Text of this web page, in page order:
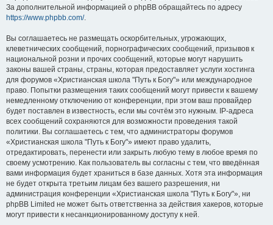
За дополнительной информацией о phpBB обращайтесь по адресу
https://www.phpbb.com/.
Вы соглашаетесь не размещать оскорбительных, угрожающих,
клеветнических сообщений, порнографических сообщений, призывов к
национальной розни и прочих сообщений, которые могут нарушить
законы вашей страны, страны, которая предоставляет услуги хостинга
для форумов «Христианская школа "Путь к Богу"» или международное
право. Попытки размещения таких сообщений могут привести к вашему
немедленному отключению от конференции, при этом ваш провайдер
будет поставлен в известность, если мы сочтём это нужным. IP-адреса
всех сообщений сохраняются для возможности проведения такой
политики. Вы соглашаетесь с тем, что администраторы форумов
«Христианская школа "Путь к Богу"» имеют право удалить,
отредактировать, перенести или закрыть любую тему в любое время по
своему усмотрению. Как пользователь вы согласны с тем, что введённая
вами информация будет храниться в базе данных. Хотя эта информация
не будет открыта третьим лицам без вашего разрешения, ни
администрация конференции «Христианская школа "Путь к Богу"», ни
phpBB Limited не может быть ответственна за действия хакеров, которые
могут привести к несанкционированному доступу к ней.